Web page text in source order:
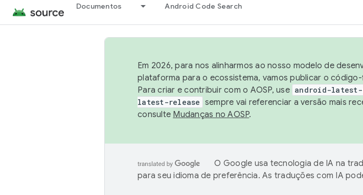
Documentos Android Code Search
Em 2026, para nos alinharmos ao nosso modelo de
plataforma para o ecossistema, vamos publicar o
Para criar e contribuir com o AOSP, use android-latest-
latest-release sempre vai referenciar a versão mais
consulte Mudanças no AOSP.
O Google usa tecnologia de IA na
para seu idioma de preferência. As traduções com IA